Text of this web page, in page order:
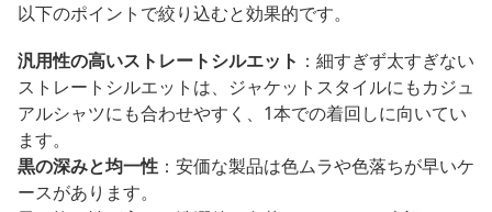
以下のポイントで絞り込むと効果的です。
汎用性の高いストレートシルエット ：細すぎず太すぎない
ストレートシルエットは、ジャケットスタイルにもカジュ
アルシャツにも合わせやすく、1本での着回しに向いてい
ます。
黒の深みと均一性 ：安価な製品は色ムラや色落ちが早いケ
ースがあります。